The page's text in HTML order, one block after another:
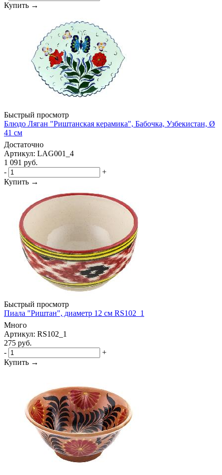
Купить →
Быстрый просмотр
Блюдо Ляган "Риштанская керамика", Бабочка, Узбекистан, Ø
41 см
Достаточно
Артикул: LAG001_4
1 091 руб.
-
+
Купить →
Быстрый просмотр
Пиала "Риштан", диаметр 12 см RS102_1
Много
Артикул: RS102_1
275 руб.
-
+
Купить →